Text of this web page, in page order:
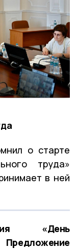
о старте
труда»
в ней
«День
Предложение